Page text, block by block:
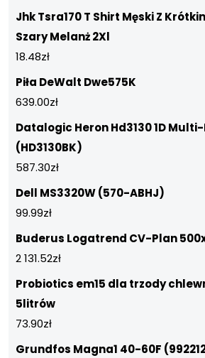
Jhk Tsra170 T Shirt Męski Z
Szary Melanż 2Xl
18.48zł
Piła DeWalt Dwe575K
639.00zł
Datalogic Heron Hd3130 1D
(HD3130BK)
587.30zł
Dell MS3320W (570-ABHJ)
99.99zł
Buderus Logatrend CV-Plan
2 131.52zł
Probiotics em15 dla trzody
5litrów
73.90zł
Grundfos Magna1 40-60F